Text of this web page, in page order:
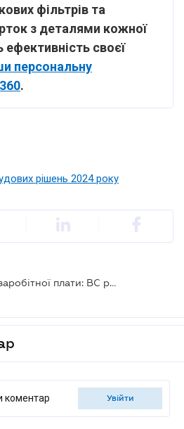
фільтрів та
з деталями кожної
своєї
персональну
.
рішень 2024 року
Спори щодо стягнення заробітної плати: ВС роз'яснив деякі аспекти щодо обчислення строків звернення до суду
коментар увійти